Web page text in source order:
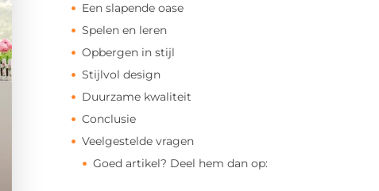
Een slapende oase
Spelen en leren
Opbergen in stijl
Stijlvol design
Duurzame kwaliteit
Conclusie
Veelgestelde vragen
Goed artikel? Deel hem dan op: